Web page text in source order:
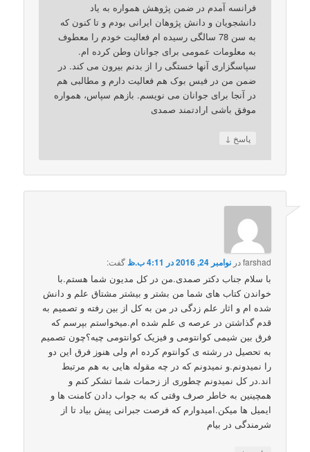
فرانسه آمدم در ضمن پژوهش همواره به یاد
دانشجویان و دانش پژوهان ایرانی بودم و تا کنون که
به سن 78 سالگی رسیده ام فعالیت خودم را معطوف
به معلومات عمومی برای جوانان وطن کرده ام.
سپاسگزاری آنها خستگی را از بدنم بیرون می کند. در
ضمن من در فیس بوک هم فعالیت دارم و مطالبی هم
در آنجا برای جوانان می نویسم. بازهم سپاس، همواره
موفق باشی ارادتمند صمدی
پاسخ ↓
farshadدرنوامبر 24, 2016 در 4:11 ب.ظ گفت:
با سلام جناب دکتر صمدی.من در کل مدیون شما هستم.با
خواندن کتاب های شما من بشتر و بیشتر مشتاق علم و دانش
شده ام و اثار علم زدگی در من به کل از بین رفته و تصمیم به
قدم گذاشتن در عرصه ی علم شده ام.میخواستم بپرسم که
فرق بین شیمی کوانتومی و فیزیک کوانتومی چیه؟چون تصمیم
به تحصیل در رشته ی کوانتوم کرده ام ولی هنوز فرق این دو
را نمیدونم.و نمیدونم که در چه مقوله هایی به هم مرتبط
اند.در کل نمیدونم چطوری از زحمات شما تشکر کنم و
همچینین به خاطر صرف وقتی که به جواب دادن کامنت ها و
ایمیل ها میکن.امیدوارم که فرصت جبرانی پیش بیاد تا از
شرمندگی در بیام